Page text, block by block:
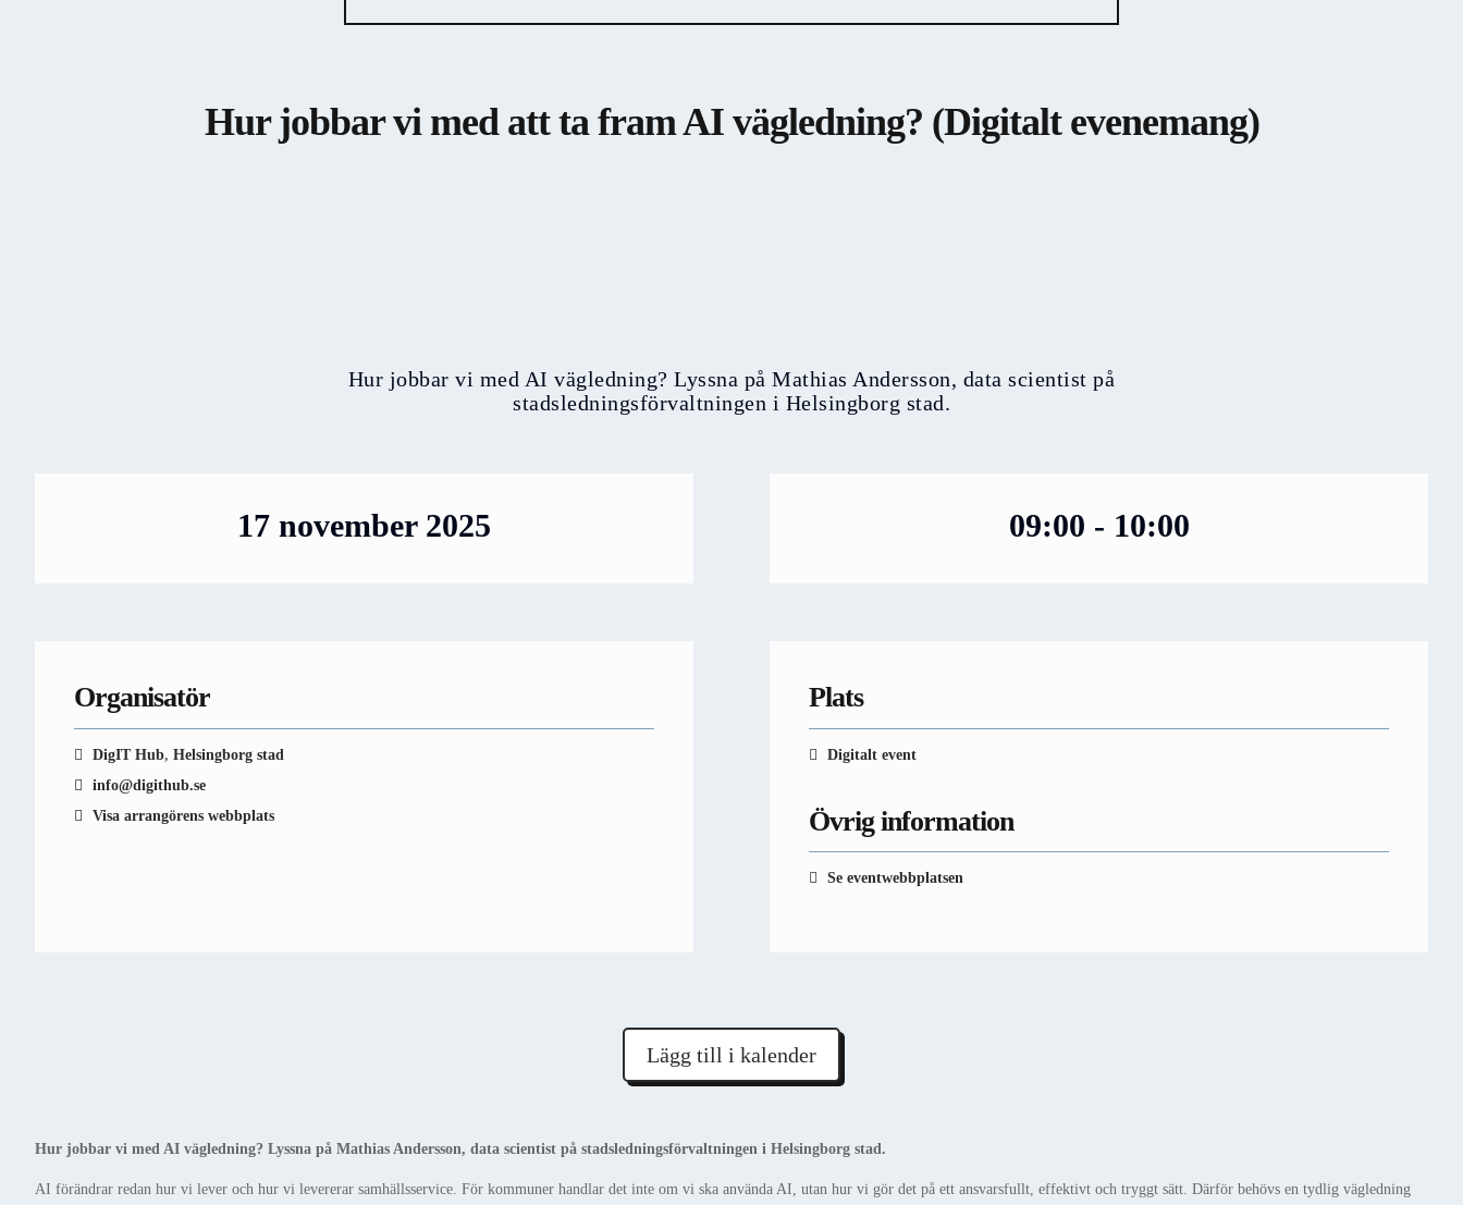
Hur jobbar vi med att ta fram AI vägledning? (Digitalt evenemang)
Hur jobbar vi med AI vägledning? Lyssna på Mathias Andersson, data scientist på
stadsledningsförvaltningen i Helsingborg stad.
17 november 2025 09:00 - 10:00
Organisatör
DigIT Hub, Helsingborg stad
info@digithub.se
Visa arrangörens webbplats
Plats
Digitalt event
Övrig information
Se eventwebbplatsen
Lägg till i kalender
Hur jobbar vi med AI vägledning? Lyssna på Mathias Andersson, data scientist på stadsledningsförvaltningen i Helsingborg stad.
AI förändrar redan hur vi lever och hur vi levererar samhällsservice. För kommuner handlar det inte om vi ska använda AI, utan hur vi gör det på ett ansvarsfullt, effektivt och tryggt sätt. Därför behövs en tydlig vägledning